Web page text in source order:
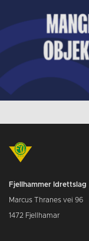
Fjellhammer Idrettslag
Marcus Thranes vei 96
1472 Fjellhamar